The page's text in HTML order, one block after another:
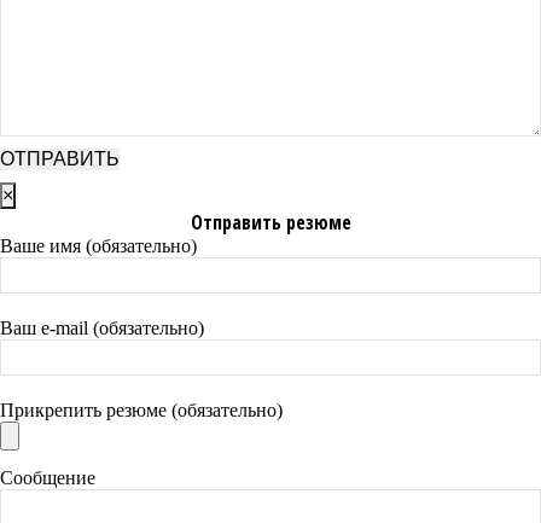
×
Отправить резюме
Ваше имя (обязательно)
Ваш e-mail (обязательно)
Прикрепить резюме (обязательно)
Сообщение